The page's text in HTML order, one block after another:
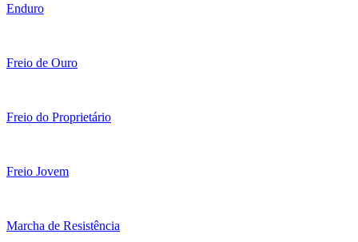
Enduro
Freio de Ouro
Freio do Proprietário
Freio Jovem
Marcha de Resistência